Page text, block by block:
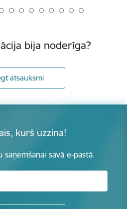
bija noderīga?
atsauksmi
kurš uzzina!
saņemšanai savā e-pastā.